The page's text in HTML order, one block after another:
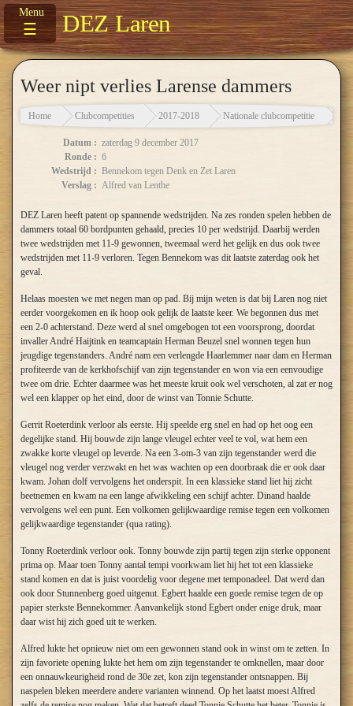
☰ DEZ Laren
Weer nipt verlies Larense dammers
Home Clubcompetities 2017-2018 Nationale clubcompetitie
Datum : zaterdag 9 december 2017
Ronde : 6
Wedstrijd : Bennekom tegen Denk en Zet Laren
Verslag : Alfred van Lenthe
DEZ Laren heeft patent op spannende wedstrijden. Na zes ronden spelen hebben de
dammers totaal 60 bordpunten gehaald, precies 10 per wedstrijd. Daarbij werden
twee wedstrijden met 11-9 gewonnen, tweemaal werd het gelijk en dus ook twee
wedstrijden met 11-9 verloren. Tegen Bennekom was dit laatste zaterdag ook het
geval.
Helaas moesten we met negen man op pad. Bij mijn weten is dat bij Laren nog niet
eerder voorgekomen en ik hoop ook gelijk de laatste keer. We begonnen dus met
een 2-0 achterstand. Deze werd al snel omgebogen tot een voorsprong, doordat
invaller André Haijtink en teamcaptain Herman Beuzel snel wonnen tegen hun
jeugdige tegenstanders. André nam een verlengde Haarlemmer naar dam en Herman
profiteerde van de kerkhofschijf van zijn tegenstander en won via een eenvoudige
twee om drie. Echter daarmee was het meeste kruit ook wel verschoten, al zat er nog
wel een klapper op het eind, door de winst van Tonnie Schutte.
Gerrit Roeterdink verloor als eerste. Hij speelde erg snel en had op het oog een
degelijke stand. Hij bouwde zijn lange vleugel echter veel te vol, wat hem een
zwakke korte vleugel op leverde. Na een 3-om-3 van zijn tegenstander werd die
vleugel nog verder verzwakt en het was wachten op een doorbraak die er ook daar
kwam. Johan dolf vervolgens het onderspit. In een klassieke stand liet hij zicht
beetnemen en kwam na een lange afwikkeling een schijf achter. Dinand haalde
vervolgens wel een punt. Een volkomen gelijkwaardige remise tegen een volkomen
gelijkwaardige tegenstander (qua rating).
Tonny Roeterdink verloor ook. Tonny bouwde zijn partij tegen zijn sterke opponent
prima op. Maar toen Tonny aantal tempi voorkwam liet hij het tot een klassieke
stand komen en dat is juist voordelig voor degene met temponadeel. Dat werd dan
ook door Stunnenberg goed uitgenut. Egbert haalde een goede remise tegen de op
papier sterkste Bennekommer. Aanvankelijk stond Egbert onder enige druk, maar
daar wist hij zich goed uit te werken.
Alfred lukte het opnieuw niet om een gewonnen stand ook in winst om te zetten. In
zijn favoriete opening lukte het hem om zijn tegenstander te omknellen, maar door
een onnauwkeurigheid rond de 30e zet, kon zijn tegenstander ontsnappen. Bij
naspelen bleken meerdere andere varianten winnend. Op het laatst moest Alfred